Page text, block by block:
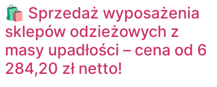
🛍️ Sprzedaż wyposażenia
sklepów odzieżowych z
masy upadłości – cena od 6
284,20 zł netto!